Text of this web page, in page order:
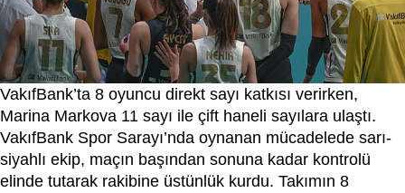
VakıfBank’ta 8 oyuncu direkt sayı katkısı verirken,
Marina Markova 11 sayı ile çift haneli sayılara ulaştı.
VakıfBank Spor Sarayı’nda oynanan mücadelede sarı-
siyahlı ekip, maçın başından sonuna kadar kontrolü
elinde tutarak rakibine üstünlük kurdu. Takımın 8